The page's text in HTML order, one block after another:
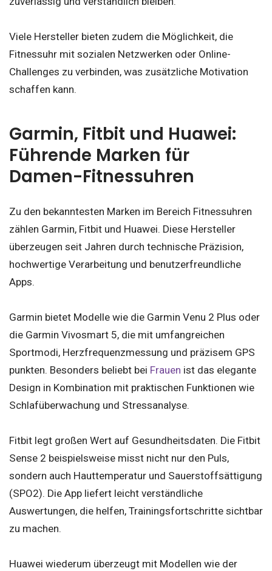
Viele Hersteller bieten zudem die Möglichkeit, die
Fitnessuhr mit sozialen Netzwerken oder Online-
Challenges zu verbinden, was zusätzliche Motivation
schaffen kann.
Garmin, Fitbit und Huawei:
Führende Marken für
Damen-Fitnessuhren
Zu den bekanntesten Marken im Bereich Fitnessuhren
zählen Garmin, Fitbit und Huawei. Diese Hersteller
überzeugen seit Jahren durch technische Präzision,
hochwertige Verarbeitung und benutzerfreundliche
Apps.
Garmin bietet Modelle wie die Garmin Venu 2 Plus oder
die Garmin Vivosmart 5, die mit umfangreichen
Sportmodi, Herzfrequenzmessung und präzisem GPS
punkten. Besonders beliebt bei Frauen ist das elegante
Design in Kombination mit praktischen Funktionen wie
Schlafüberwachung und Stressanalyse.
Fitbit legt großen Wert auf Gesundheitsdaten. Die Fitbit
Sense 2 beispielsweise misst nicht nur den Puls,
sondern auch Hauttemperatur und Sauerstoffsättigung
(SPO2). Die App liefert leicht verständliche
Auswertungen, die helfen, Trainingsfortschritte sichtbar
zu machen.
Huawei wiederum überzeugt mit Modellen wie der